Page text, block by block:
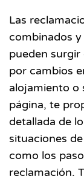
Las
combinados
pueden surgir
por cambios
alojamiento o
página, te
detallada de
situaciones
como los
reclamación.